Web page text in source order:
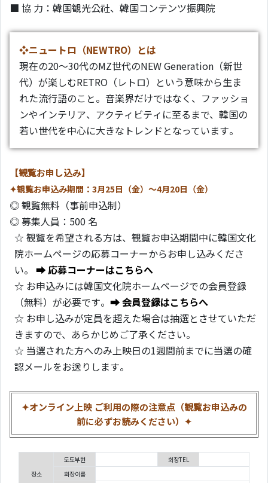
■ 協 力：韓国観光公社、韓国コンテンツ振興院
❖ニュートロ（NEWTRO）とは
現在の20～30代のMZ世代のNEW Generation（新世
代）が楽しむRETRO（レトロ）という意味から生ま
れた流行語のこと。音楽界だけではなく、ファッショ
ンやインテリア、アクティビティに至るまで、韓国の
若い世代を中心に大きなトレンドとなっています。
【観覧お申し込み】
✦観覧お申込み期間：3月25日（金）～4月20日（金）
◎ 観覧無料（事前申込制）
◎ 募集人員：500 名
☆ 観覧を希望される方は、観覧お申込期間中に韓国文化
院ホームページの応募コーナーからお申し込みくださ
い。 ➡ 応募コーナーはこちらへ
☆ お申込みには韓国文化院ホームページでの会員登録
（無料）が必要です。 ➡ 会員登録はこちらへ
☆ お申し込みが定員を超えた場合は抽選とさせていただ
きますので、あらかじめご了承ください。
☆ 当選された方へのみ上映日の1週間前までに当選の確
認メールをお送りします。
✦オンライン上映 ご利用の際の注意点（観覧お申込みの
前に必ずお読みください）✦
장소
도도부현
회장TEL
회장이름